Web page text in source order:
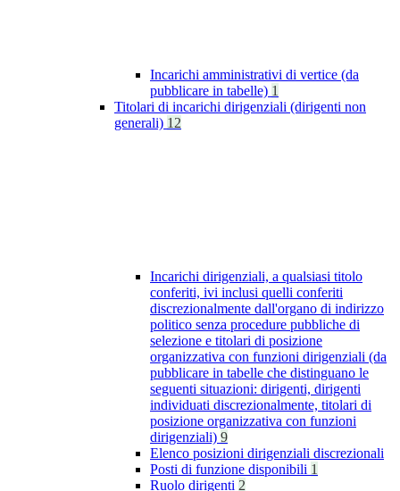
Incarichi amministrativi di vertice (da
pubblicare in tabelle) 1
Titolari di incarichi dirigenziali (dirigenti non
generali) 12
Incarichi dirigenziali, a qualsiasi titolo
conferiti, ivi inclusi quelli conferiti
discrezionalmente dall'organo di indirizzo
politico senza procedure pubbliche di
selezione e titolari di posizione
organizzativa con funzioni dirigenziali (da
pubblicare in tabelle che distinguano le
seguenti situazioni: dirigenti, dirigenti
individuati discrezionalmente, titolari di
posizione organizzativa con funzioni
dirigenziali) 9
Elenco posizioni dirigenziali discrezionali
Posti di funzione disponibili 1
Ruolo dirigenti 2